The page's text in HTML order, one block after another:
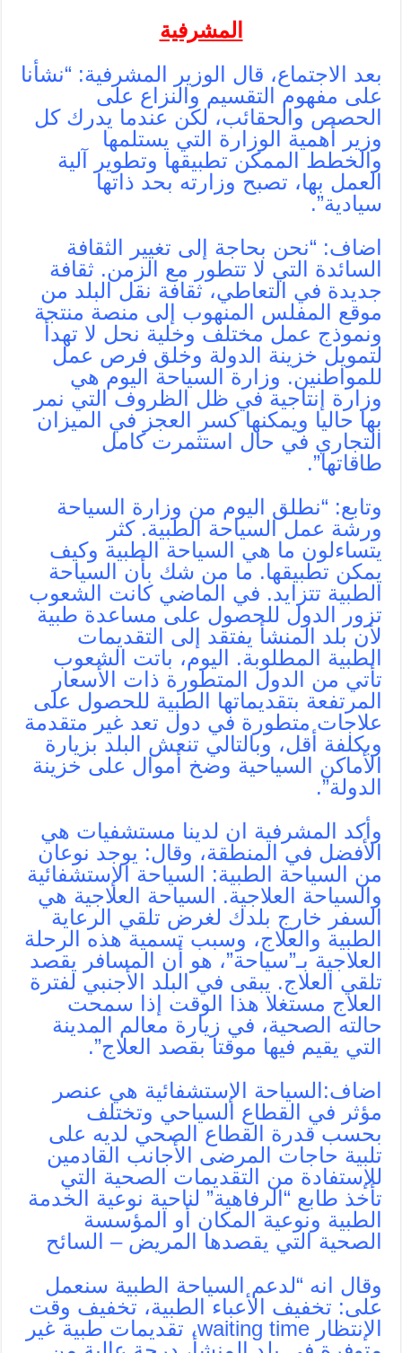
المشرفية
بعد الاجتماع، قال الوزير المشرفية: “نشأنا
على مفهوم التقسيم والنزاع على
الحصص والحقائب، لكن عندما يدرك كل
وزير أهمية الوزارة التي يستلمها
والخطط الممكن تطبيقها وتطوير آلية
العمل بها، تصبح وزارته بحد ذاتها
سيادية”.
اضاف: “نحن بحاجة إلى تغيير الثقافة
السائدة التي لا تتطور مع الزمن. ثقافة
جديدة في التعاطي، ثقافة نقل البلد من
موقع المفلس المنهوب إلى منصة منتجة
ونموذج عمل مختلف وخلية نحل لا تهدأ
لتمويل خزينة الدولة وخلق فرص عمل
للمواطنين. وزارة السياحة اليوم هي
وزارة إنتاجية في ظل الظروف التي نمر
بها حاليا ويمكنها كسر العجز في الميزان
التجاري في حال استثمرت كامل
طاقاتها”.
وتابع: “نطلق اليوم من وزارة السياحة
ورشة عمل السياحة الطبية. كثر
يتساءلون ما هي السياحة الطبية وكيف
يمكن تطبيقها. ما من شك بأن السياحة
الطبية تتزايد. في الماضي كانت الشعوب
تزور الدول للحصول على مساعدة طبية
لأن بلد المنشأ يفتقد إلى التقديمات
الطبية المطلوبة. اليوم، باتت الشعوب
تأتي من الدول المتطورة ذات الأسعار
المرتفعة بتقديماتها الطبية للحصول على
علاجات متطورة في دول تعد غير متقدمة
وبكلفة أقل، وبالتالي تنعش البلد بزيارة
الأماكن السياحية وضخ أموال على خزينة
الدولة”.
وأكد المشرفية ان لدينا مستشفيات هي
الأفضل في المنطقة، وقال: يوجد نوعان
من السياحة الطبية: السياحة الإستشفائية
والسياحة العلاجية. السياحة العلاجية هي
السفر خارج بلدك لغرض تلقي الرعاية
الطبية والعلاج، وسبب تسمية هذه الرحلة
العلاجية بـ”سياحة”، هو أن المسافر يقصد
تلقي العلاج. يبقى في البلد الأجنبي لفترة
العلاج مستغلا هذا الوقت إذا سمحت
حالته الصحية، في زيارة معالم المدينة
التي يقيم فيها موقتا بقصد العلاج”.
اضاف:السياحة الإستشفائية هي عنصر
مؤثر في القطاع السياحي وتختلف
بحسب قدرة القطاع الصحي لديه على
تلبية حاجات المرضى الأجانب القادمين
للإستفادة من التقديمات الصحية التي
تأخذ طابع “الرفاهية” لناحية نوعية الخدمة
الطبية ونوعية المكان أو المؤسسة
الصحية التي يقصدها المريض – السائح
وقال انه “لدعم السياحة الطبية سنعمل
على: تخفيف الأعباء الطبية، تخفيف وقت
الإنتظار waiting time، تقديمات طبية غير